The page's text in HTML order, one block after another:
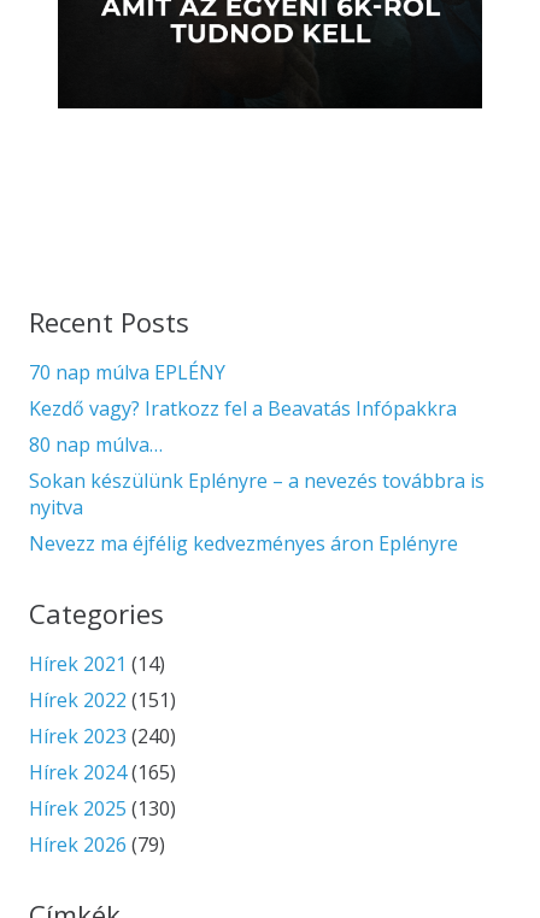
Recent Posts
70 nap múlva EPLÉNY
Kezdő vagy? Iratkozz fel a Beavatás Infópakkra
80 nap múlva…
Sokan készülünk Eplényre – a nevezés továbbra is
nyitva
Nevezz ma éjfélig kedvezményes áron Eplényre
Categories
Hírek 2021 (14)
Hírek 2022 (151)
Hírek 2023 (240)
Hírek 2024(165)
Hírek 2025 (130)
Hírek 2026 (79)